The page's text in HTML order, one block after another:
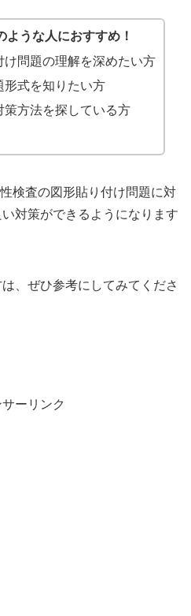
ような人におすすめ！
け問題の理解を深めたい方
形式を知りたい方
策方法を探している方
検査の図形貼り付け問題に対
対策ができるようになります
、ぜひ参考にしてみてくださ
ーリンク